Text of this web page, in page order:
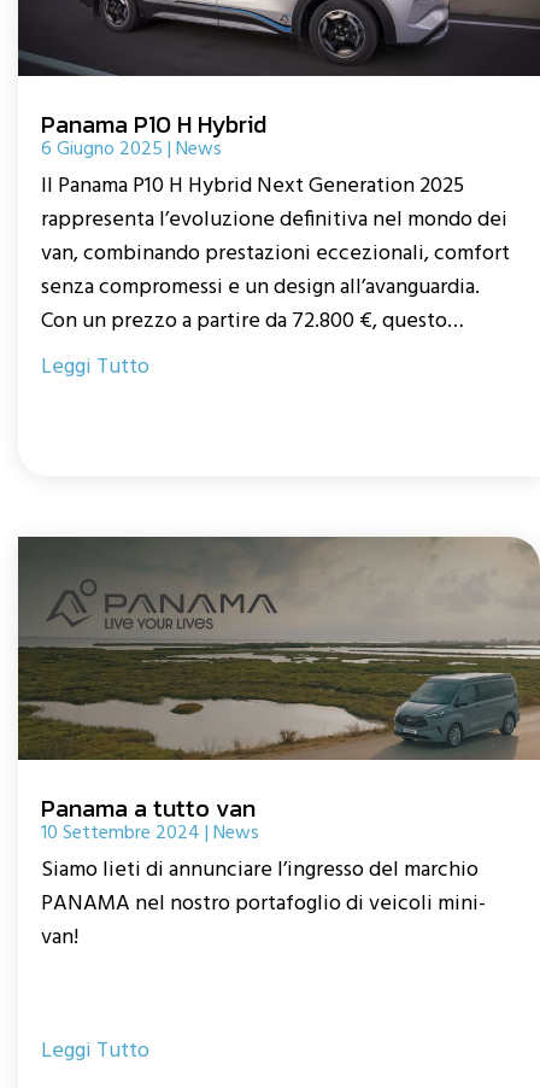
Panama P10 H Hybrid
6 Giugno 2025|News
Il Panama P10 H Hybrid Next Generation 2025
rappresenta l’evoluzione definitiva nel mondo dei
van, combinando prestazioni eccezionali, comfort
senza compromessi e un design all’avanguardia.
Con un prezzo a partire da 72.800 €, questo
veicolo è pensato per chi cerca un compagno di
Leggi Tutto
Panama a tutto van
10 Settembre 2024|News
Siamo lieti di annunciare l’ingresso del marchio
PANAMA nel nostro portafoglio di veicoli mini-
van!
Leggi Tutto